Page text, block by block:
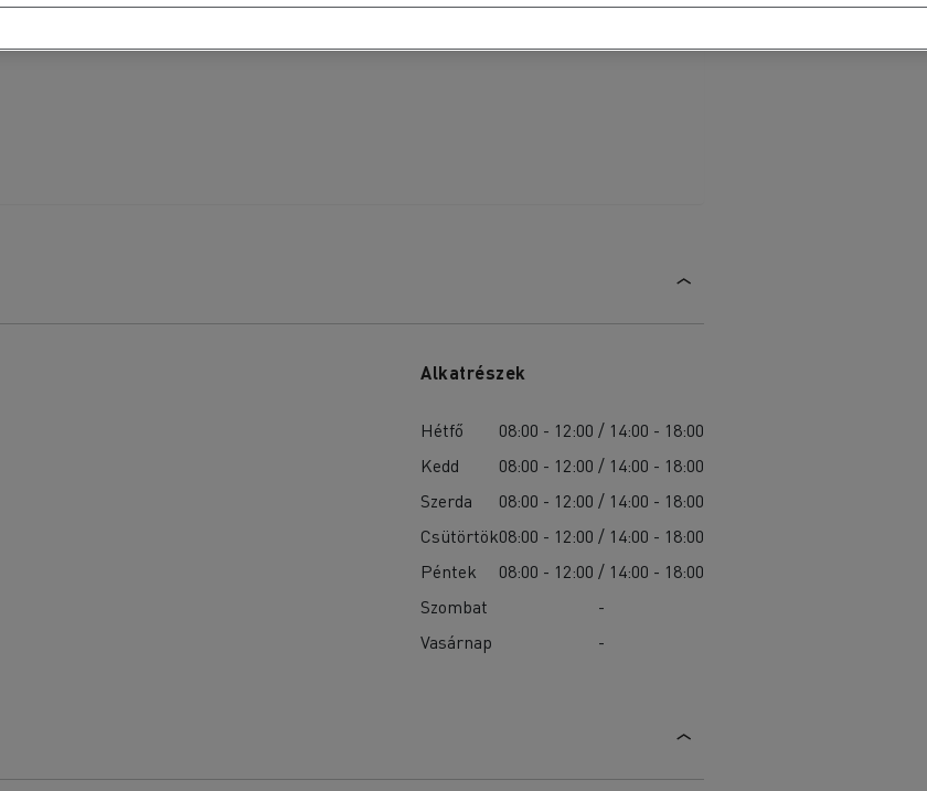
Alkatrészek
Hétfő
08:00 - 12:00 / 14:00 - 18:00
Kedd
08:00 - 12:00 / 14:00 - 18:00
Szerda
08:00 - 12:00 / 14:00 - 18:00
Csütörtök08:00 - 12:00 / 14:00 - 18:00
Péntek
08:00 - 12:00 / 14:00 - 18:00
Szombat
-
Vasárnap
-